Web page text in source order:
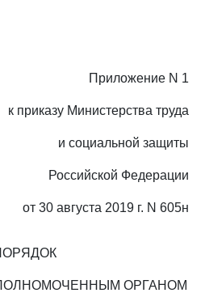
Приложение N 1
к приказу Министерства труда
и социальной защиты
Российской Федерации
от 30 августа 2019 г. N 605н
ОРГАНОМ